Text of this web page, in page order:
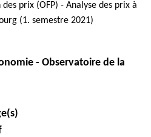
prix (OFP) - Analyse des prix à
(1. semestre 2021)
- Observatoire de la